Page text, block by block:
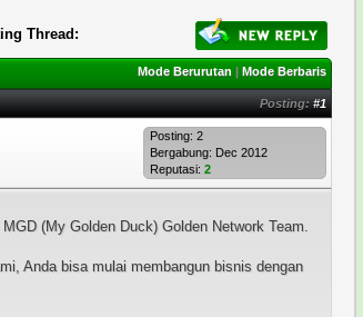
Thread:
Mode Berurutan |Mode Berbaris
Posting:#1
Posting: 2
Bergabung: Dec 2012
Reputasi:2
(My Golden Duck) Golden Network Team.
Anda bisa mulai membangun bisnis dengan